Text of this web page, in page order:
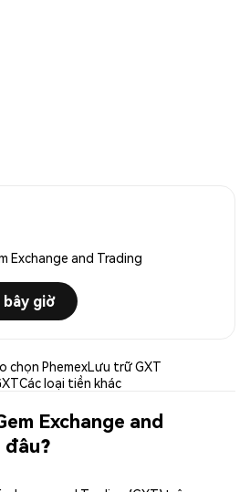
Exchange and Trading
bây giờ
chọn PhemexLưu trữ GXT
Các loại tiền khác
Exchange and
đâu?